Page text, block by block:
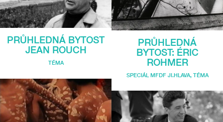
PRŮHLEDNÁ BYTOST
JEAN ROUCH
TÉMA
PRŮHLEDNÁ
BYTOST: ÉRIC
ROHMER
SPECIÁL MFDF JI.HLAVA, TÉMA